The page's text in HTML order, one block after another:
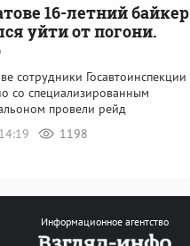
16-летний байкер
уйти от погони.
сотрудники Госавтоинспекции
со специализированным
провели рейд
1198
Информационное агентство